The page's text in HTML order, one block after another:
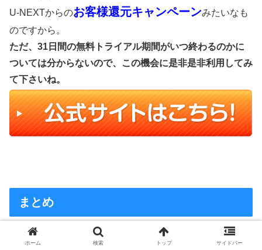
U-NEXTからのお客様還元キャンペーンみたいなも
のですから。
ただ、31日間の無料トライアル期間がいつ終わるのかに
ついては分からないので、この機会に是非是非利用してみ
て下さいね。
まとめ
ホーム 検索 トップ サイドバー